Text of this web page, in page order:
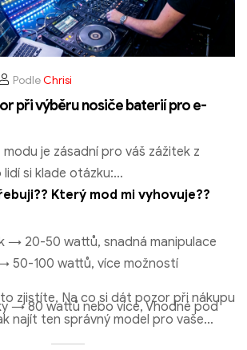
PodleChrisi
při výběru nosiče baterií pro e-
je zásadní pro váš zážitek z
si klade otázku:
Který mod mi vyhovuje??
→ 20-50 wattů, snadná manipulace
50-100 wattů, více možností
→ 80 wattů nebo více, Vhodné pod
zjistíte, Na co si dát pozor při nákupu
najít ten správný model pro vaše